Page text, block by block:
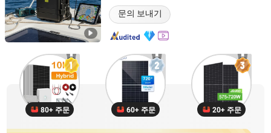
문의 보내기
80+ 주문 60+ 주문 20+ 주문